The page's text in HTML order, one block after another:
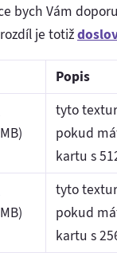
bych Vám
je totiž
Popis
tyto
pokud
kartu s
tyto
pokud
kartu s